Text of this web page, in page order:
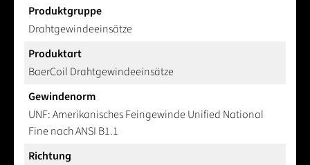
Produktgruppe
Drahtgewindeeinsätze
Produktart
BaerCoil Drahtgewindeeinsätze
Gewindenorm
UNF: Amerikanisches Feingewinde Unified National
Fine nach ANSI B1.1
Richtung